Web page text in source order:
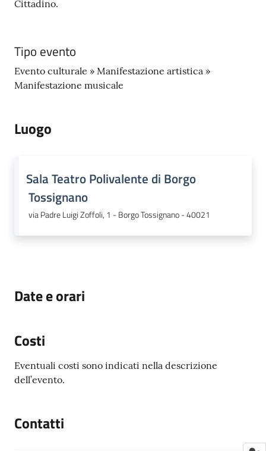
Cittadino.
Tipo evento
Evento culturale » Manifestazione artistica »
Manifestazione musicale
Luogo
Sala Teatro Polivalente di Borgo
Tossignano
via Padre Luigi Zoffoli, 1 - Borgo Tossignano - 40021
Date e orari
Costi
Eventuali costi sono indicati nella descrizione
dell’evento.
Contatti